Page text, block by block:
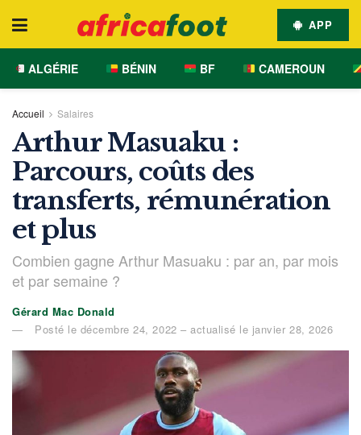
APP
ALGÉRIE BÉNIN BF CAMEROUN
Accueil Salaires
Arthur Masuaku :
Parcours, coûts des
transferts, rémunération
et plus
Combien gagne Arthur Masuaku : par an, par mois
et par semaine ?
Gérard Mac Donald
Posté le décembre 24, 2022 – actualisé le janvier 28, 2026